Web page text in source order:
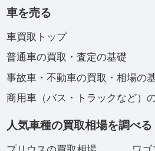
車を売る
車買取トップ
普通車の買取・査定の基礎
事故車・不動車の買取・相場の
商用車（バス・トラックなど）
人気車種の買取相場を調べる